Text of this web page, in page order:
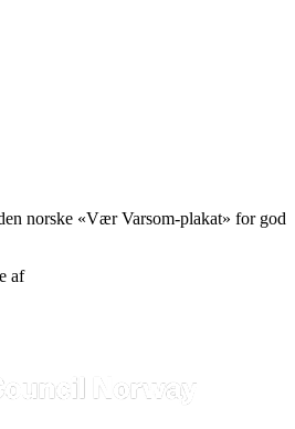
norske «Vær Varsom-plakat» for god
af